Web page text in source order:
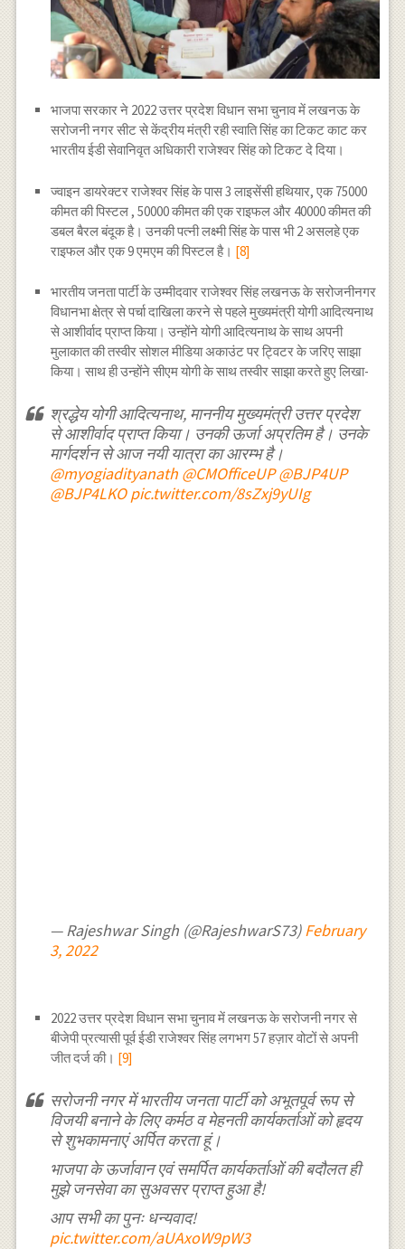
भाजपा सरकार ने 2022 उत्तर प्रदेश विधान सभा चुनाव में लखनऊ के
सरोजनी नगर सीट से केंद्रीय मंत्री रही स्वाति सिंह का टिकट काट कर
भारतीय ईडी सेवानिवृत अधिकारी राजेश्वर सिंह को टिकट दे दिया।
ज्वाइन डायरेक्टर राजेश्वर सिंह के पास 3 लाइसेंसी हथियार, एक 75000
कीमत की पिस्टल , 50000 कीमत की एक राइफल और 40000 कीमत की
डबल बैरल बंदूक है। उनकी पत्नी लक्ष्मी सिंह के पास भी 2 असलहे एक
राइफल और एक 9 एमएम की पिस्टल है। [8]
भारतीय जनता पार्टी के उम्मीदवार राजेश्वर सिंह लखनऊ के सरोजनीनगर
विधानभा क्षेत्र से पर्चा दाखिला करने से पहले मुख्यमंत्री योगी आदित्यनाथ
से आशीर्वाद प्राप्त किया। उन्होंने योगी आदित्यनाथ के साथ अपनी
मुलाकात की तस्वीर सोशल मीडिया अकाउंट पर ट्विटर के जरिए साझा
किया। साथ ही उन्होंने सीएम योगी के साथ तस्वीर साझा करते हुए लिखा-
श्रद्धेय योगी आदित्यनाथ, माननीय मुख्यमंत्री उत्तर प्रदेश
से आशीर्वाद प्राप्त किया। उनकी ऊर्जा अप्रतिम है। उनके
मार्गदर्शन से आज नयी यात्रा का आरम्भ है।
@myogiadityanath @CMOfficeUP @BJP4UP
@BJP4LKO pic.twitter.com/8sZxj9yUIg
— Rajeshwar Singh (@RajeshwarS73)February
3, 2022
2022 उत्तर प्रदेश विधान सभा चुनाव में लखनऊ के सरोजनी नगर से
बीजेपी प्रत्यासी पूर्व ईडी राजेश्वर सिंह लगभग 57 हज़ार वोटों से अपनी
जीत दर्ज की। [9]
सरोजनी नगर में भारतीय जनता पार्टी को अभूतपूर्व रूप से
विजयी बनाने के लिए कर्मठ व मेहनती कार्यकर्ताओं को हृदय
से शुभकामनाएं अर्पित करता हूं।
भाजपा के ऊर्जावान एवं समर्पित कार्यकर्ताओं की बदौलत ही
मुझे जनसेवा का सुअवसर प्राप्त हुआ है!
आप सभी का पुनः धन्यवाद!
pic.twitter.com/aUAxoW9pW3